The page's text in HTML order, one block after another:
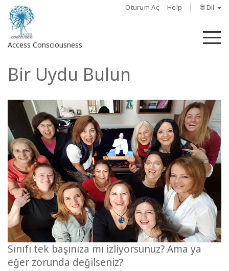
Oturum Aç Help 🌐 Dil
Access Consciousness
Hesabınızda
açın
Hakkında
Access
Bars
Bölgeler
Sınıflar
Kolaylaştırıcılar
Shop
Bir Uydu Bulun
Sınıfı tek başınıza mı izliyorsunuz? Ama ya
eğer zorunda değilseniz?